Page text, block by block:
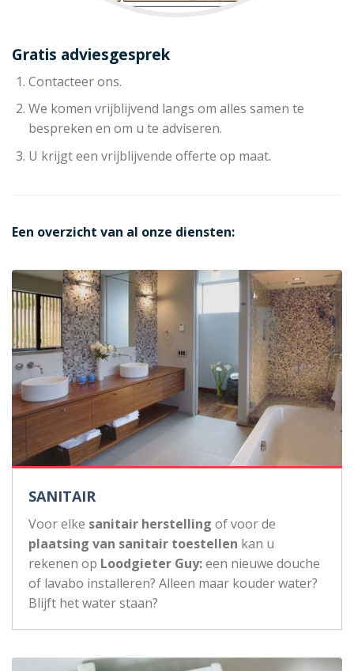
Gratis adviesgesprek
Contacteer ons.
We komen vrijblijvend langs om alles samen te
bespreken en om u te adviseren.
U krijgt een vrijblijvende offerte op maat.
Een overzicht van al onze diensten:
SANITAIR
Voor elke sanitair herstelling of voor de
plaatsing van sanitair toestellen kan u
rekenen op Loodgieter Guy:een nieuwe douche
of lavabo installeren? Alleen maar kouder water?
Blijft het water staan?